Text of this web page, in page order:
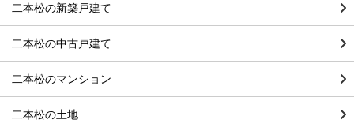
二本松の新築戸建て
二本松の中古戸建て
二本松のマンション
二本松の土地